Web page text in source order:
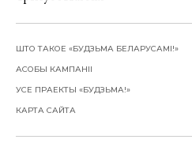
ШТО ТАКОЕ «БУДЗЬМА БЕЛАРУСАМІ!»
АСОБЫ КАМПАНІІ
УСЕ ПРАЕКТЫ «БУДЗЬМА!»
КАРТА САЙТА